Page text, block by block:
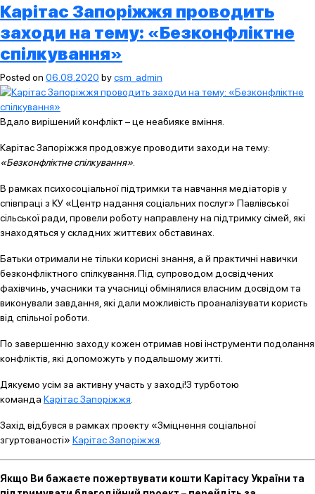
Карітас Запоріжжя проводить
заходи на тему: «Безконфліктне
спілкування»
Posted on 06.08.2020 bycsm_admin
Вдало вирішений конфлікт – це неабияке вміння.
Карітас Запоріжжя продовжує проводити заходи на тему:
«Безконфліктне спілкування»
В рамках психосоціальної підтримки та навчання медіаторів у
співпраці з КУ «Центр надання соціальних послуг» Павлівської
сільської ради, провели роботу направлену на підтримку сімей, які
знаходяться у складних життєвих обставинах.
Батьки отримали не тільки корисні знання, а й практичні навички
безконфліктного спілкування. Під супроводом досвідчених
фахівчинь, учасники та учасниці обмінялися власним досвідом та
виконували завдання, які дали можливість проаналізувати користь
від спільної роботи.
По завершенню заходу кожен отримав нові інструменти подолання
конфліктів, які допоможуть у подальшому житті.
Дякуємо усім за активну участь у заході!З турботою
команда Карітас Запоріжжя
Захід відбувся в рамках проекту «Зміцнення соціальної
згуртованості» Карітас Запоріжжя
Якщо Ви бажаєте пожертвувати кошти Карітасу України та